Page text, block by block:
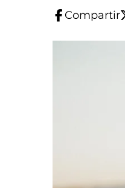
Compartir